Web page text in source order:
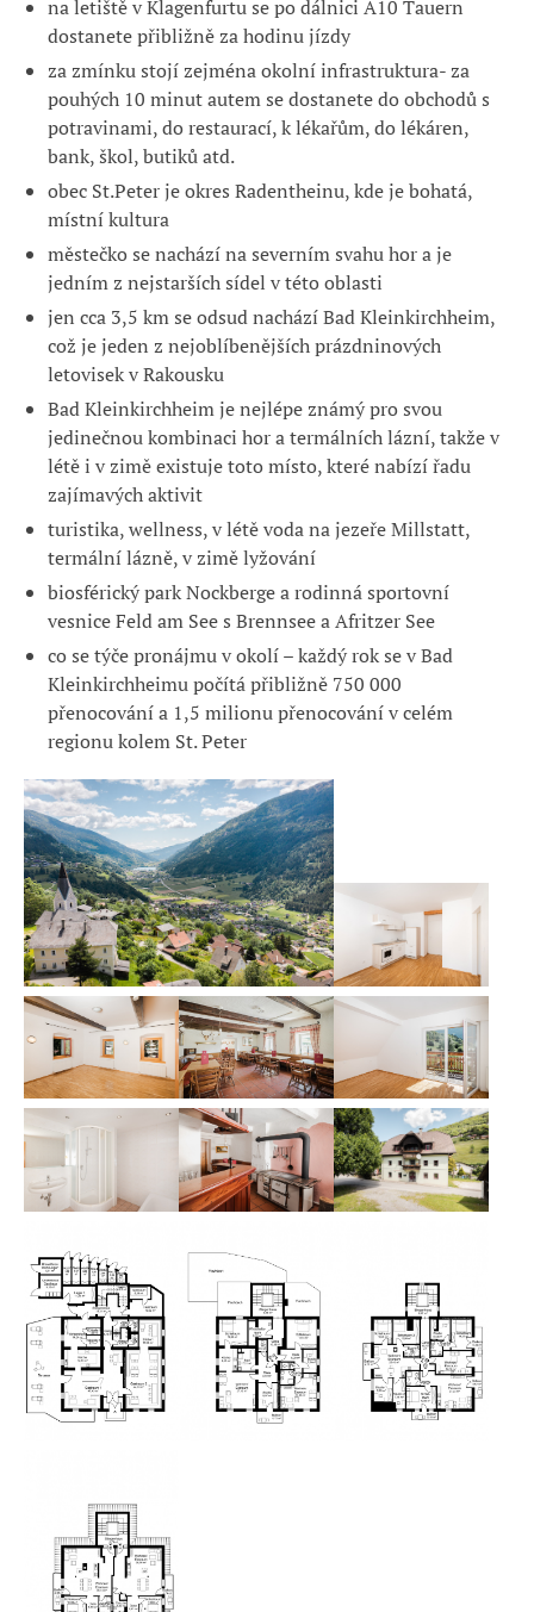
na letiště v Klagenfurtu se po dálnici A10 Tauern
dostanete přibližně za hodinu jízdy
za zmínku stojí zejména okolní infrastruktura- za
pouhých 10 minut autem se dostanete do obchodů s
potravinami, do restaurací, k lékařům, do lékáren,
bank, škol, butiků atd.
obec St.Peter je okres Radentheinu, kde je bohatá,
místní kultura
městečko se nachází na severním svahu hor a je
jedním z nejstarších sídel v této oblasti
jen cca 3,5 km se odsud nachází Bad Kleinkirchheim,
což je jeden z nejoblíbenějších prázdninových
letovisek v Rakousku
Bad Kleinkirchheim je nejlépe známý pro svou
jedinečnou kombinaci hor a termálních lázní, takže v
létě i v zimě existuje toto místo, které nabízí řadu
zajímavých aktivit
turistika, wellness, v létě voda na jezeře Millstatt,
termální lázně, v zimě lyžování
biosférický park Nockberge a rodinná sportovní
vesnice Feld am See s Brennsee a Afritzer See
co se týče pronájmu v okolí – každý rok se v Bad
Kleinkirchheimu počítá přibližně 750 000
přenocování a 1,5 milionu přenocování v celém
regionu kolem St. Peter